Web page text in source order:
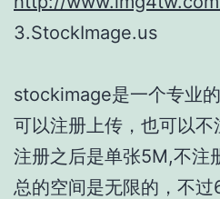
3.StockImage.us
stockimage是一个专业
可以注册上传，也可以
注册之后是单张5M,不注
总的空间是无限的，不